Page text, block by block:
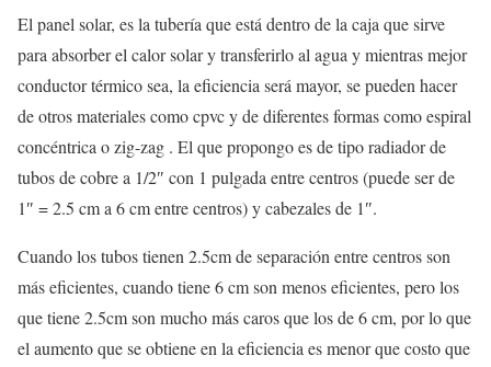
El panel solar, es la tubería que está dentro de la caja que sirve
para absorber el calor solar y transferirlo al agua y mientras mejor
conductor térmico sea, la eficiencia será mayor, se pueden hacer
de otros materiales como cpvc y de diferentes formas como espiral
concéntrica o zig-zag . El que propongo es de tipo radiador de
tubos de cobre a 1/2″ con 1 pulgada entre centros (puede ser de
1″ = 2.5 cm a 6 cm entre centros) y cabezales de 1″.
Cuando los tubos tienen 2.5cm de separación entre centros son
más eficientes, cuando tiene 6 cm son menos eficientes, pero los
que tiene 2.5cm son mucho más caros que los de 6 cm, por lo que
el aumento que se obtiene en la eficiencia es menor que costo que